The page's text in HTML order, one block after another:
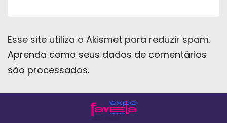
Esse site utiliza o Akismet para reduzir spam.
Aprenda como seus dados de comentários
são processados.